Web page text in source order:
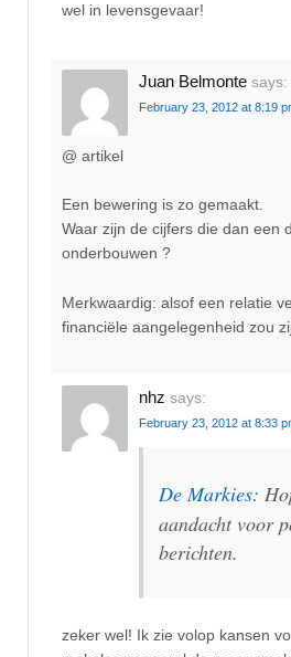
wel in levensgevaar!
Juan Belmonte says:
February 23, 2012 at 8:19
@ artikel
Een bewering is zo gemaakt.
Waar zijn de cijfers die dan een
onderbouwen ?
Merkwaardig: alsof een relatie
financiële aangelegenheid zou
nhz says:
February 23, 2012 at 8:33
De Markies:
aandacht voor
berichten.
zeker wel! Ik zie volop kansen